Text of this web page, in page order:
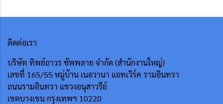
ติดต่อเรา
บริษัท ทิพย์ถาวร ซัพพลาย จำกัด (สำนักงานใหญ่)
เลขที่ 165/55 หมู่บ้าน เนอวานา แอทเวิร์ค รามอินทรา
ถนนรามอินทรา แขวงอนุสาวรีย์
เขตบางเขน กรุงเทพฯ 10220